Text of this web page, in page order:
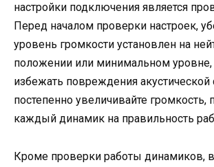
настройки подключения является
Перед началом проверки настроек,
уровень громкости установлен на
положении или минимальном уровне,
избежать повреждения акустической
постепенно увеличивайте громкость,
каждый динамик на правильность
Кроме проверки работы динамиков,